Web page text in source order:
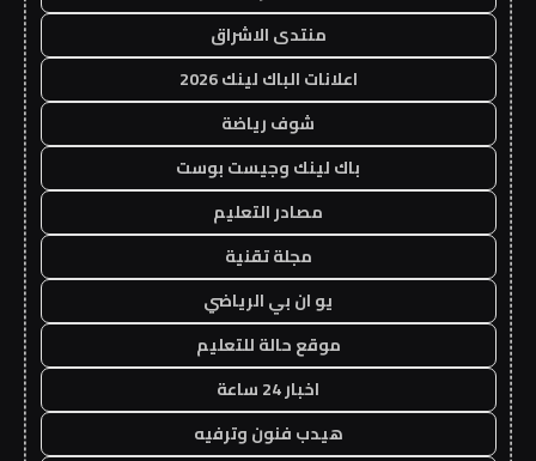
منتدى الاشراق
اعلانات الباك لينك 2026
شوف رياضة
باك لينك وجيست بوست
مصادر التعليم
مجلة تقنية
يو ان بي الرياضي
موقع حالة للتعليم
اخبار 24 ساعة
هيدب فنون وترفيه